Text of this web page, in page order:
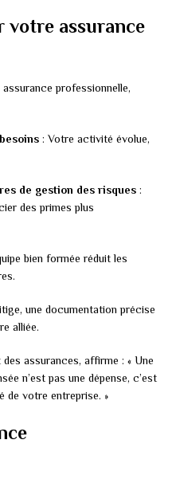
votre assurance
professionnelle,
: Votre activité évolue,
de gestion des risques :
des primes plus
bien formée réduit les
une documentation précise
alliée.
assurances, affirme : « Une
n’est pas une dépense, c’est
de votre entreprise. »